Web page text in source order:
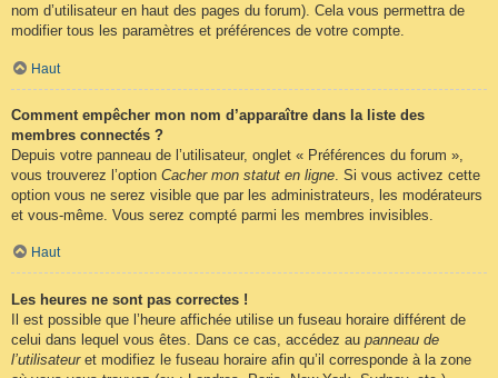
nom d’utilisateur en haut des pages du forum). Cela vous permettra de
modifier tous les paramètres et préférences de votre compte.
Haut
Comment empêcher mon nom d’apparaître dans la liste des
membres connectés ?
Depuis votre panneau de l’utilisateur, onglet « Préférences du forum »,
vous trouverez l’option Cacher mon statut en ligne . Si vous activez cette
option vous ne serez visible que par les administrateurs, les modérateurs
et vous-même. Vous serez compté parmi les membres invisibles.
Haut
Les heures ne sont pas correctes !
Il est possible que l’heure affichée utilise un fuseau horaire différent de
celui dans lequel vous êtes. Dans ce cas, accédez au panneau de
l’utilisateuret modifiez le fuseau horaire afin qu’il corresponde à la zone